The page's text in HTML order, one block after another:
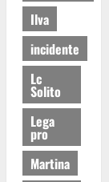
Ilva
incidente
Lc
Solito
Lega
pro
Martina